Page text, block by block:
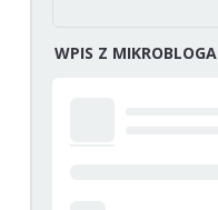
WPIS Z MIKROBLOGA